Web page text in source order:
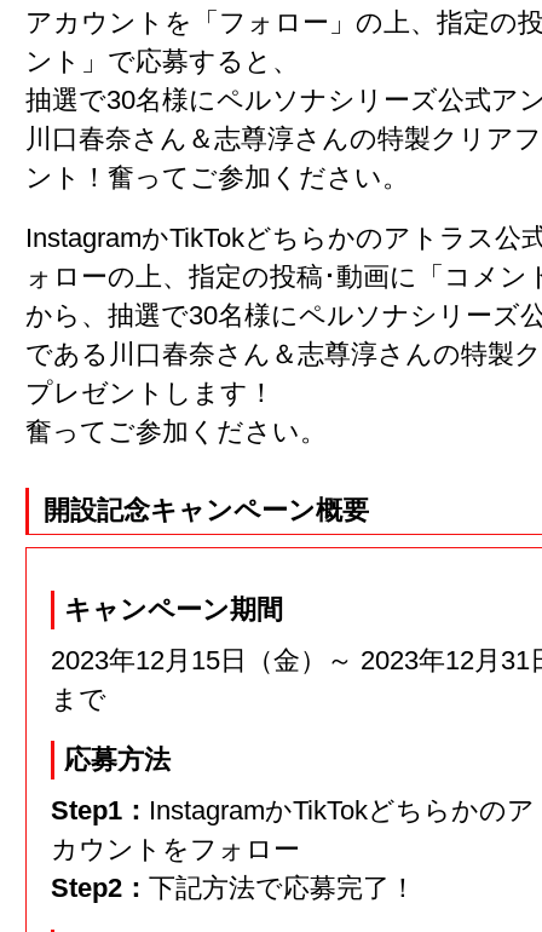
アカウントを「フォロー」の上、指定の
ント」で応募すると、
抽選で30名様にペルソナシリーズ公式ア
川口春奈さん＆志尊淳さんの特製クリア
ント！奮ってご参加ください。
InstagramかTikTokどちらかのアトラス公
ォローの上、指定の投稿･動画に「コメン
から、抽選で30名様にペルソナシリーズ
である川口春奈さん＆志尊淳さんの特製
プレゼントします！
奮ってご参加ください。
開設記念キャンペーン概要
キャンペーン期間
2023年12月15日（金）～ 2023年12月31
まで
応募方法
Step1： InstagramかTikTokどちらかの
カウントをフォロー
Step2： 下記方法で応募完了！